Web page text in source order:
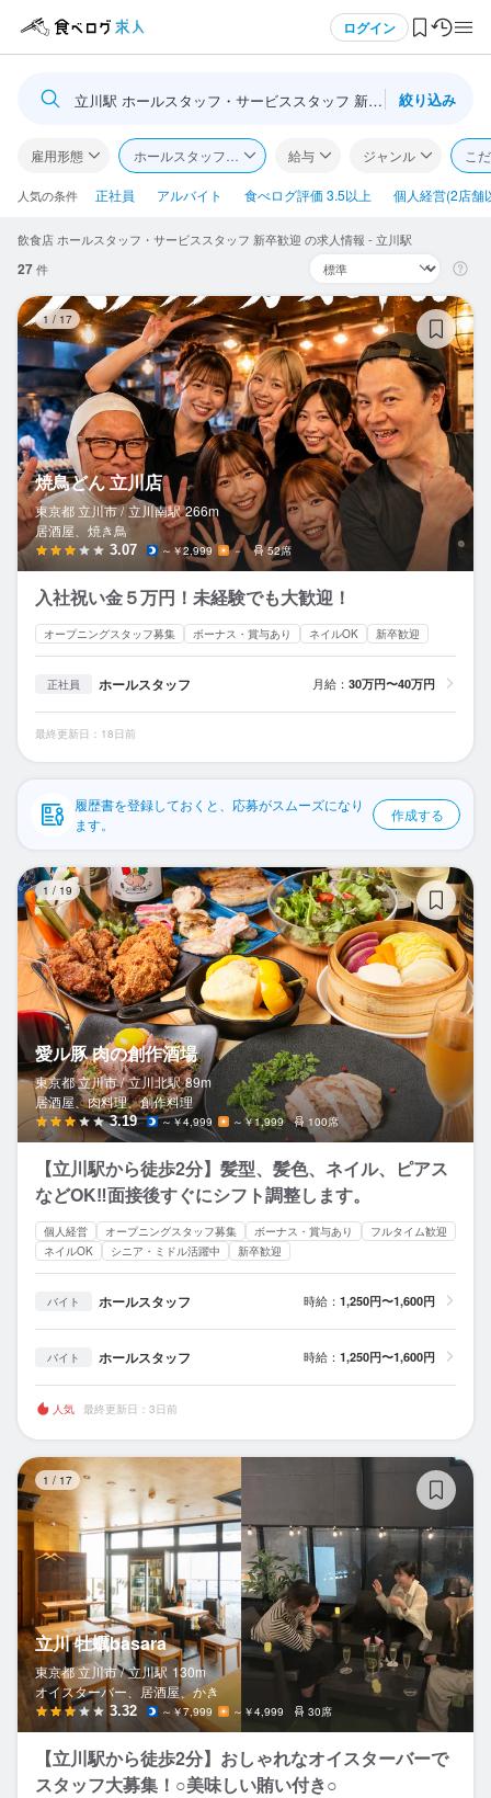
ログイン
ログイン・無料会員登録
食べログ求人TOP
求人検索
閲覧履歴
気になる求人
検索履歴・保存した条件
応募履歴
WEB履歴書
スカウト・メルマガ受信設定
ヘルプ・お問い合わせフォーム
食べログ求人PRESS
プライバシーポリシー
利用規約
企業情報
立川駅 ホールスタッフ・サービススタッフ 新卒歓迎絞り込み
雇用形態 ホールスタッフ・サービススタッフ
給与 ジャンル こ
人気の条件 正社員 アルバイト 食べログ評価 3.5以上 個人経営(2店舗
飲食店 ホールスタッフ・サービススタッフ 新卒歓迎 の求人情報 - 立川駅
27件
1/ 17
焼鳥どん 立川店
東京都 立川市 / 立川南駅 266m
居酒屋、焼き鳥
3.07 ～￥2,999 － 52席
入社祝い金５万円！未経験でも大歓迎！
オープニングスタッフ募集 ボーナス・賞与あり ネイルOK 新卒歓迎
正社員 ホールスタッフ 月給： 30万円〜40万円
最終更新日：18日前
履歴書を登録しておくと、応募がスムーズになり
ます。
作成する
1 / 19
愛ル豚 肉の創作酒場
東京都 立川市 / 立川北駅 89m
居酒屋、肉料理、創作料理
3.19 ～￥4,999 ～￥1,999 100席
【立川駅から徒歩2分】髪型、髪色、ネイル、ピアス
などOK‼︎面接後すぐにシフト調整します。
個人経営 オープニングスタッフ募集 ボーナス・賞与あり
フルタイム歓迎
ネイルOK
シニア・ミドル活躍中 新卒歓迎
バイト ホールスタッフ 時給： 1,250円〜1,600円
バイト ホールスタッフ 時給： 1,250円〜1,600円
人気 最終更新日：3日前
1 / 17
立川 牡蠣basara
東京都 立川市 / 立川駅 130m
オイスターバー、居酒屋、かき
3.32 ～￥7,999 ～￥4,999 30席
【立川駅から徒歩2分】おしゃれなオイスターバーで
スタッフ大募集！○美味しい賄い付き○